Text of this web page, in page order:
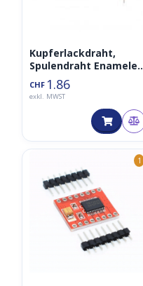
Kupferlackdraht,
Spulendraht Enameled
0.1mm 15m
CHF 1.86
exkl. MWST
1